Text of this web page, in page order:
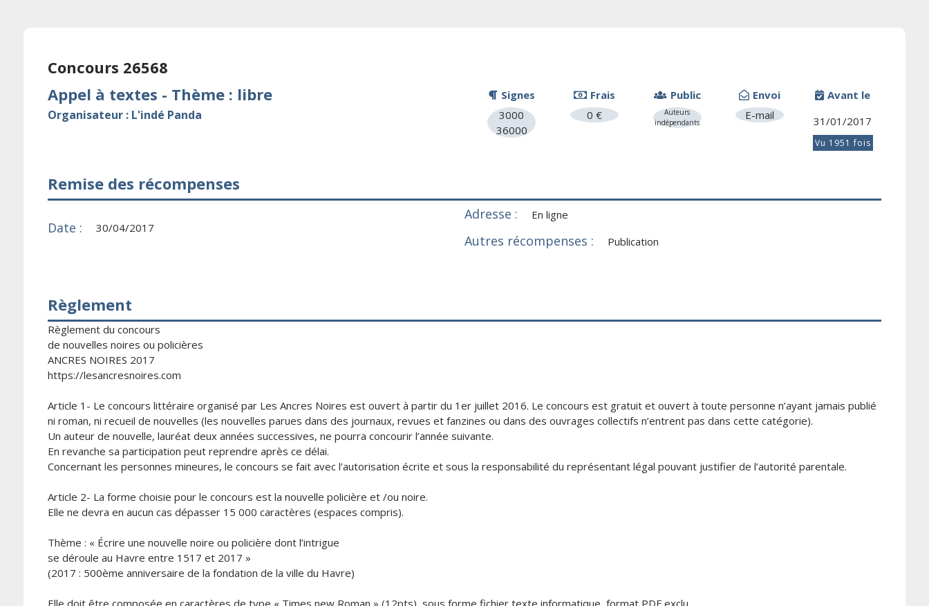
Concours 26568
Appel à textes - Thème : libre
Organisateur : L'indé Panda
Signes
3000
36000
Frais
0 €
Public
Auteurs
indépendants
Envoi
E-mail
Avant le
31/01/2017
Vu 1951 fois
Remise des récompenses
Date : 30/04/2017
Adresse : En ligne
Autres récompenses : Publication
Règlement
Règlement du concours
de nouvelles noires ou policières
ANCRES NOIRES 2017
https://lesancresnoires.com
Article 1- Le concours littéraire organisé par Les Ancres Noires est ouvert à partir du 1er juillet 2016. Le concours est gratuit et ouvert à toute personne n’ayant jamais publié
ni roman, ni recueil de nouvelles (les nouvelles parues dans des journaux, revues et fanzines ou dans des ouvrages collectifs n’entrent pas dans cette catégorie).
Un auteur de nouvelle, lauréat deux années successives, ne pourra concourir l’année suivante.
En revanche sa participation peut reprendre après ce délai.
Concernant les personnes mineures, le concours se fait avec l’autorisation écrite et sous la responsabilité du représentant légal pouvant justifier de l’autorité parentale.
Article 2- La forme choisie pour le concours est la nouvelle policière et /ou noire.
Elle ne devra en aucun cas dépasser 15 000 caractères (espaces compris).
Thème : « Écrire une nouvelle noire ou policière dont l’intrigue
se déroule au Havre entre 1517 et 2017 »
(2017 : 500ème anniversaire de la fondation de la ville du Havre)